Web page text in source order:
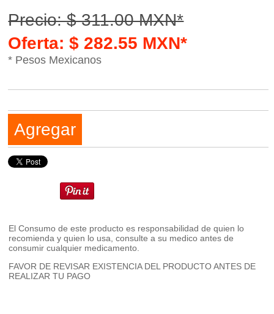
Precio: $ 311.00 MXN*
Oferta: $ 282.55 MXN*
* Pesos Mexicanos
Agregar
El Consumo de este producto es responsabilidad de quien lo
recomienda y quien lo usa, consulte a su medico antes de
consumir cualquier medicamento.
FAVOR DE REVISAR EXISTENCIA DEL PRODUCTO ANTES DE
REALIZAR TU PAGO